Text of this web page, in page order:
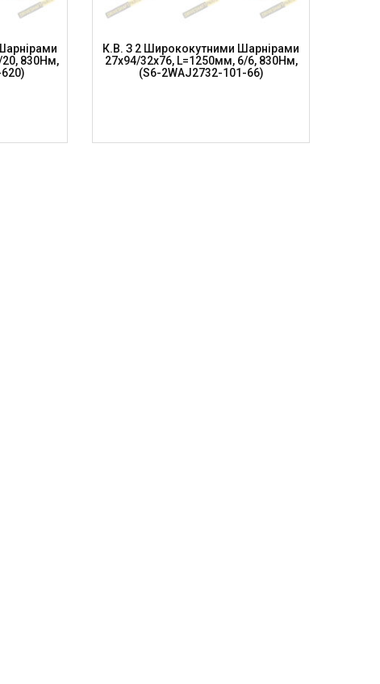
20, 830Нм,
К.в. З 2 Ширококутними Шарнірами
27х94/32х76, L=1250мм, 6/6, 830Нм,
(S6-2WAJ2732-101-66)